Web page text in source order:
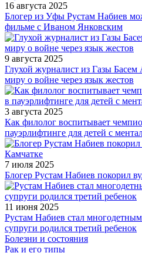
16 августа 2025
Блогер из Уфы Рустам Набиев
фильме с Иваном Янковским
9 августа 2025
Глухой журналист из Газы Басем
миру о войне через язык жестов
3 августа 2025
Как филолог воспитывает
пауэрлифтинге для детей с
7 июля 2025
Блогер Рустам Набиев покорил
11 июня 2025
Рустам Набиев стал
супруги родился третий ребенок
Болезни и состояния
Рак и его типы